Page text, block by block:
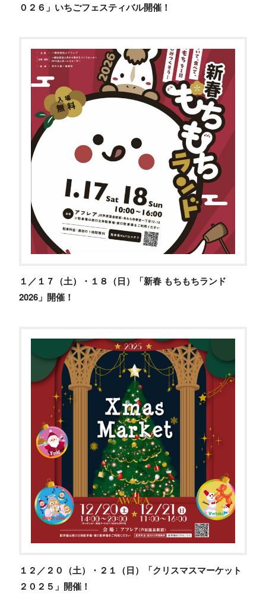
０２６」いちごフェスティバル開催！
１／１７（土）・１８（日）「新春 もちもちランド
2026」開催！
１２／２０（土）・２１（日）「クリスマスマーケット
２０２５」開催！